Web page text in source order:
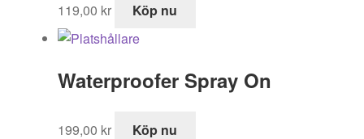
119,00 kr Köp nu
Waterproofer Spray On
199,00 kr Köp nu